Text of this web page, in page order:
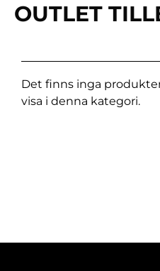
OUTLET
Det finns inga
visa i denna kategori.